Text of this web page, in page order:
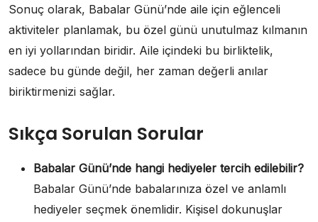
Sonuç olarak, Babalar Günü’nde aile için eğlenceli
aktiviteler planlamak, bu özel günü unutulmaz kılmanın
en iyi yollarından biridir. Aile içindeki bu birliktelik,
sadece bu günde değil, her zaman değerli anılar
biriktirmenizi sağlar.
Sıkça Sorulan Sorular
Babalar Günü’nde hangi hediyeler tercih edilebilir?
Babalar Günü’nde babalarınıza özel ve anlamlı
hediyeler seçmek önemlidir. Kişisel dokunuşlar